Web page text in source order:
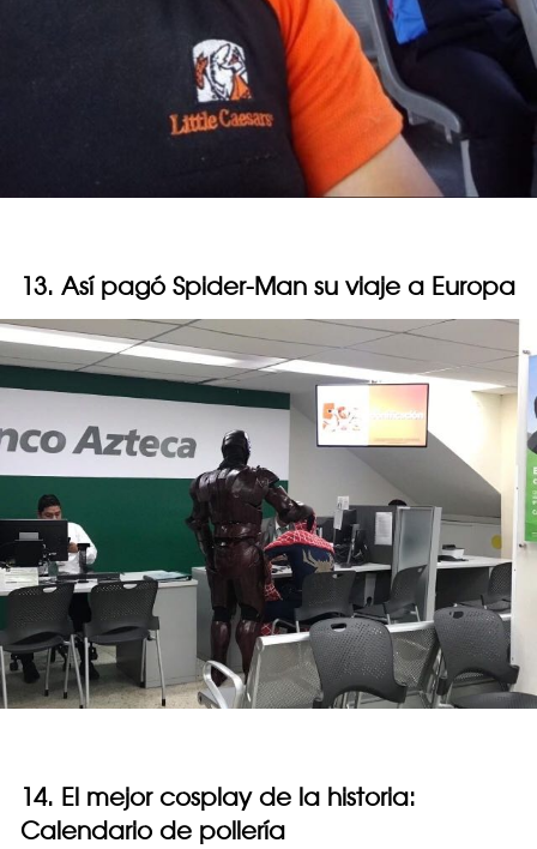
13. Así pagó Spider-Man su viaje a Europa
14. El mejor cosplay de la historia:
Calendario de pollería